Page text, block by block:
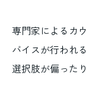
専門家によるカ
バイスが行われ
選択肢が偏った